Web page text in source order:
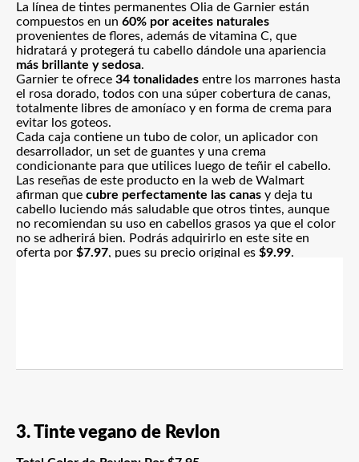
La línea de tintes permanentes Olia de Garnier están
compuestos en un 60% por aceites naturales
provenientes de flores, además de vitamina C, que
hidratará y protegerá tu cabello dándole una apariencia
más brillante y sedosa.
Garnier te ofrece 34 tonalidades entre los marrones hasta
el rosa dorado, todos con una súper cobertura de canas,
totalmente libres de amoníaco y en forma de crema para
evitar los goteos.
Cada caja contiene un tubo de color, un aplicador con
desarrollador, un set de guantes y una crema
condicionante para que utilices luego de teñir el cabello.
Las reseñas de este producto en la web de Walmart
afirman que cubre perfectamente las canas y deja tu
cabello luciendo más saludable que otros tintes, aunque
no recomiendan su uso en cabellos grasos ya que el color
no se adherirá bien. Podrás adquirirlo en este site en
oferta por $7.97, pues su precio original es $9.99.
3. Tinte vegano de Revlon